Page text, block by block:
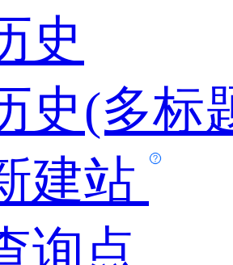
史
史(多标
建站
询点